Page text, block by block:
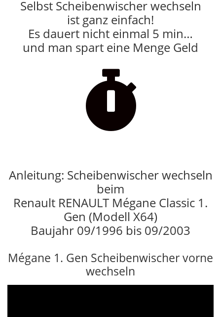
Selbst Scheibenwischer wechseln
ist ganz einfach!
Es dauert nicht einmal 5 min…
und man spart eine Menge Geld

Anleitung: Scheibenwischer wechseln
beim
Renault RENAULT Mégane Classic 1.
Gen (Modell X64)
Baujahr 09/1996 bis 09/2003
Mégane 1. Gen Scheibenwischer vorne
wechseln